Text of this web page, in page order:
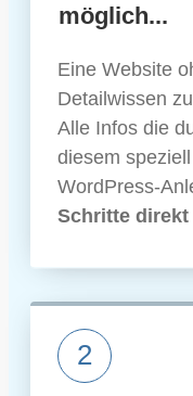
möglich...
Eine Website
Detailwissen
Alle Infos die
diesem
WordPress-
Schritte direkt
2